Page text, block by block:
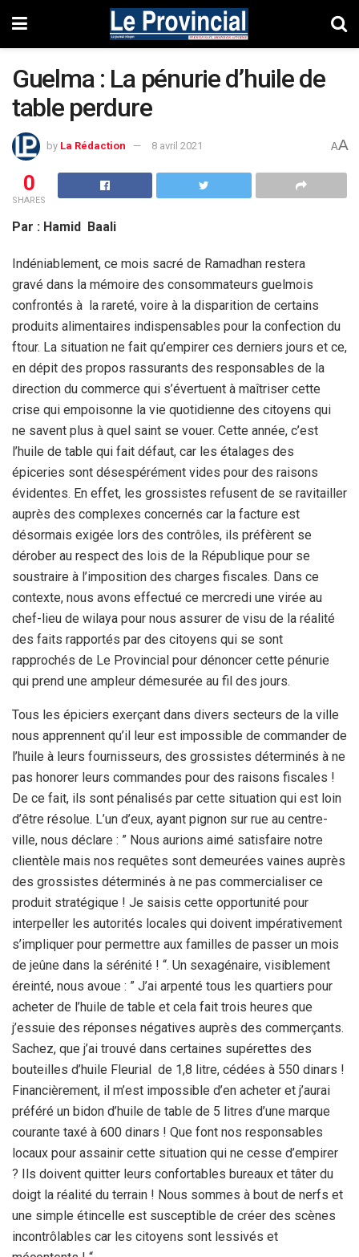
Guelma : La pénurie d’huile de
table perdure
by La Rédaction 8 avril 2021 AA
0
SHARES
Par : Hamid Baali
Indéniablement, ce mois sacré de Ramadhan restera
gravé dans la mémoire des consommateurs guelmois
confrontés à la rareté, voire à la disparition de certains
produits alimentaires indispensables pour la confection du
ftour. La situation ne fait qu’empirer ces derniers jours et ce,
en dépit des propos rassurants des responsables de la
direction du commerce qui s’évertuent à maîtriser cette
crise qui empoisonne la vie quotidienne des citoyens qui
ne savent plus à quel saint se vouer. Cette année, c’est
l’huile de table qui fait défaut, car les étalages des
épiceries sont désespérément vides pour des raisons
évidentes. En effet, les grossistes refusent de se ravitailler
auprès des complexes concernés car la facture est
désormais exigée lors des contrôles, ils préfèrent se
dérober au respect des lois de la République pour se
soustraire à l’imposition des charges fiscales. Dans ce
contexte, nous avons effectué ce mercredi une virée au
chef-lieu de wilaya pour nous assurer de visu de la réalité
des faits rapportés par des citoyens qui se sont
rapprochés de Le Provincial pour dénoncer cette pénurie
qui prend une ampleur démesurée au fil des jours.
Tous les épiciers exerçant dans divers secteurs de la ville
nous apprennent qu’il leur est impossible de commander de
l’huile à leurs fournisseurs, des grossistes déterminés à ne
pas honorer leurs commandes pour des raisons fiscales !
De ce fait, ils sont pénalisés par cette situation qui est loin
d’être résolue. L’un d’eux, ayant pignon sur rue au centre-
ville, nous déclare : ” Nous aurions aimé satisfaire notre
clientèle mais nos requêtes sont demeurées vaines auprès
des grossistes déterminés à ne pas commercialiser ce
produit stratégique ! Je saisis cette opportunité pour
interpeller les autorités locales qui doivent impérativement
s’impliquer pour permettre aux familles de passer un mois
de jeûne dans la sérénité ! “. Un sexagénaire, visiblement
éreinté, nous avoue : ” J’ai arpenté tous les quartiers pour
acheter de l’huile de table et cela fait trois heures que
j’essuie des réponses négatives auprès des commerçants.
Sachez, que j’ai trouvé dans certaines supérettes des
bouteilles d’huile Fleurial de 1,8 litre, cédées à 550 dinars !
Financièrement, il m’est impossible d’en acheter et j’aurai
préféré un bidon d’huile de table de 5 litres d’une marque
courante taxé à 600 dinars ! Que font nos responsables
locaux pour assainir cette situation qui ne cesse d’empirer
? Ils doivent quitter leurs confortables bureaux et tâter du
doigt la réalité du terrain ! Nous sommes à bout de nerfs et
une simple étincelle est susceptible de créer des scènes
incontrôlables car les citoyens sont lessivés et